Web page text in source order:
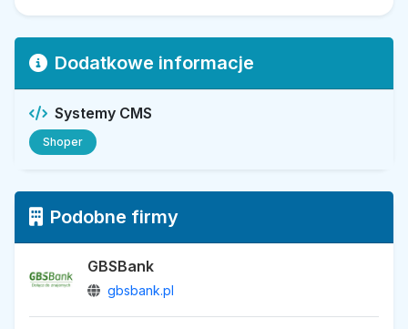
Dodatkowe informacje
Systemy CMS
Shoper
Podobne firmy
GBSBank
gbsbank.pl